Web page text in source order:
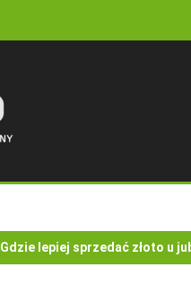
Gdzie lepiej sprzedać złoto u